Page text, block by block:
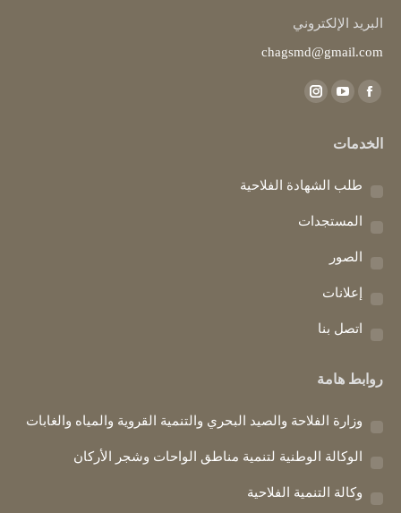
البريد الإلكتروني
chagsmd@gmail.com
Find us on:
Facebook
opens
new
window
YouTube
opens
new
window
Instagram
new
window
الخدمات
طلب الشهادة الفلاحية
المستجدات
الصور
إعلانات
اتصل بنا
روابط هامة
وزارة الفلاحة والصيد البحري والتنمية القروية والمياه والغابات
الوكالة الوطنية لتنمية مناطق الواحات وشجر الأركان
وكالة التنمية الفلاحية